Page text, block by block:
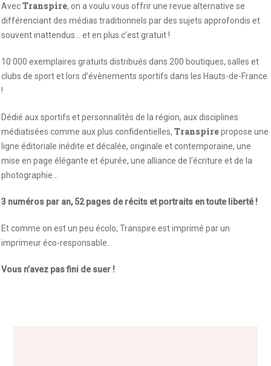
AvecTranspire, on a voulu vous offrir une revue alternative se
différenciant des médias traditionnels par des sujets approfondis et
souvent inattendus… et en plus c’est gratuit !
10 000 exemplaires gratuits distribués dans 200 boutiques, salles et
clubs de sport et lors d’évènements sportifs dans les Hauts-de-France
!
Dédié aux sportifs et personnalités de la région, aux disciplines
médiatisées comme aux plus confidentielles, Transpirepropose une
ligne éditoriale inédite et décalée, originale et contemporaine, une
mise en page élégante et épurée, une alliance de l’écriture et de la
photographie…
3 numéros par an, 52 pages de récits et portraits en toute liberté !
Et comme on est un peu écolo, Transpire est imprimé par un
imprimeur éco-responsable.
Vous n’avez pas fini de suer !